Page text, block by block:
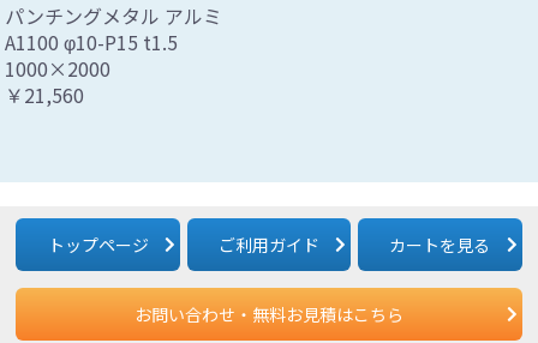
パンチングメタル アルミ
A1100 φ10-P15 t1.5
1000×2000
￥21,560
トップページ ご利用ガイド カートを見る
お問い合わせ・無料お見積はこちら